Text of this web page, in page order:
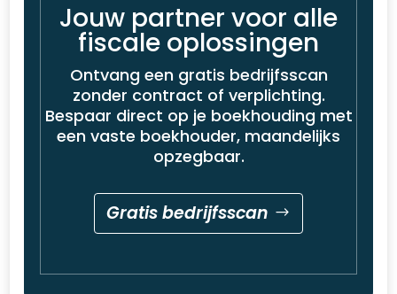
Jouw partner voor alle
fiscale oplossingen
Ontvang een gratis bedrijfsscan
zonder contract of verplichting.
Bespaar direct op je boekhouding met
een vaste boekhouder, maandelijks
opzegbaar.
Gratis bedrijfsscan